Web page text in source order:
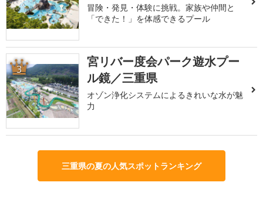
冒険・発見・体験に挑戦。家族や仲間と
「できた！」を体感できるプール
3
宮リバー度会パーク遊水プー
ル鏡／三重県
オゾン浄化システムによるきれいな水が魅
力
三重県の夏の人気スポットランキング